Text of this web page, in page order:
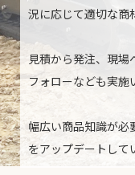
況に応じて適切な商
見積から発注、現
フォローなども実施
幅広い商品知識が必
をアップデートして